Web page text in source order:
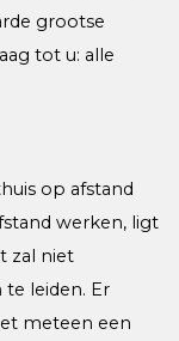
grootse
tot u: alle
op afstand
werken, ligt
zal niet
leiden. Er
meteen een